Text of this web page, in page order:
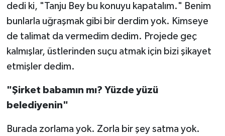
dedi ki, "Tanju Bey bu konuyu kapatalım." Benim
bunlarla uğraşmak gibi bir derdim yok. Kimseye
de talimat da vermedim dedim. Projede geç
kalmışlar, üstlerinden suçu atmak için bizi şikayet
etmişler dedim.
"Şirket babamın mı? Yüzde yüzü
belediyenin"
Burada zorlama yok. Zorla bir şey satma yok.